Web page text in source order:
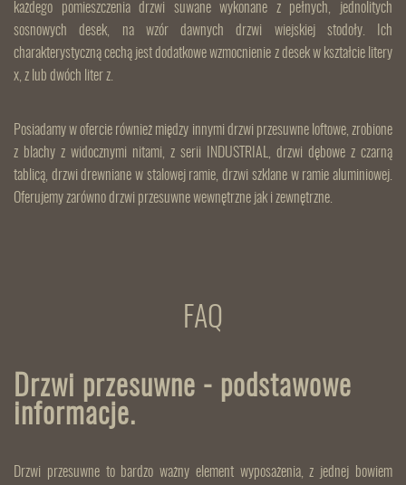
każdego pomieszczenia drzwi suwane wykonane z pełnych, jednolitych
sosnowych desek, na wzór dawnych drzwi wiejskiej stodoły. Ich
charakterystyczną cechą jest dodatkowe wzmocnienie z desek w kształcie litery
x, z lub dwóch liter z.
Posiadamy w ofercie również między innymi drzwi przesuwne loftowe, zrobione
z blachy z widocznymi nitami, z serii INDUSTRIAL, drzwi dębowe z czarną
tablicą, drzwi drewniane w stalowej ramie, drzwi szklane w ramie aluminiowej.
Oferujemy zarówno drzwi przesuwne wewnętrzne jak i zewnętrzne.
FAQ
Drzwi przesuwne - podstawowe
informacje.
Drzwi przesuwne to bardzo ważny element wyposażenia, z jednej bowiem